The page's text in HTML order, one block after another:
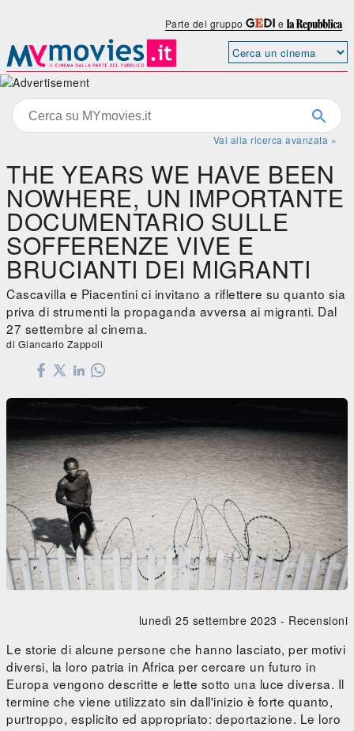
Parte del gruppo e
Vai alla ricerca avanzata »
THE YEARS WE HAVE BEEN
NOWHERE, UN IMPORTANTE
DOCUMENTARIO SULLE
SOFFERENZE VIVE E
BRUCIANTI DEI MIGRANTI
Cascavilla e Piacentini ci invitano a riflettere su quanto sia
priva di strumenti la propaganda avversa ai migranti. Dal
27 settembre al cinema.
di Giancarlo Zappoli
lunedì 25 settembre 2023 - Recensioni
Le storie di alcune persone che hanno lasciato, per motivi
diversi, la loro patria in Africa per cercare un futuro in
Europa vengono descritte e lette sotto una luce diversa. Il
termine che viene utilizzato sin dall'inizio è forte quanto,
purtroppo, esplicito ed appropriato: deportazione. Le loro